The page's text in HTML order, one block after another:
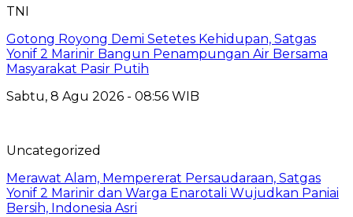
TNI
Gotong Royong Demi Setetes Kehidupan, Satgas
Yonif 2 Marinir Bangun Penampungan Air Bersama
Masyarakat Pasir Putih
Sabtu, 8 Agu 2026 - 08:56 WIB
Uncategorized
Merawat Alam, Mempererat Persaudaraan, Satgas
Yonif 2 Marinir dan Warga Enarotali Wujudkan Paniai
Bersih, Indonesia Asri